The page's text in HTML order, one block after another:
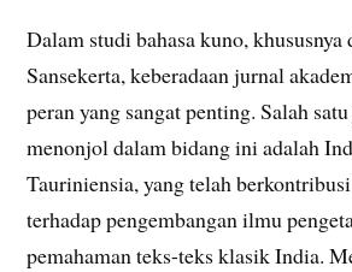
Dalam studi bahasa kuno,
Sansekerta, keberadaan jurnal
peran yang sangat penting. Salah
menonjol dalam bidang ini adalah
Tauriniensia, yang telah
terhadap pengembangan ilmu
pemahaman teks-teks klasik India.